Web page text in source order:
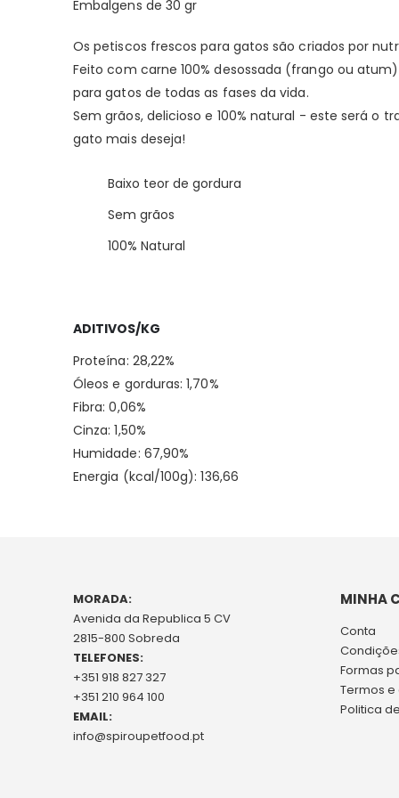
Embalgens de 30 gr
Os petiscos frescos para gatos são criados por
Feito com carne 100% desossada (frango ou
para gatos de todas as fases da vida.
Sem grãos, delicioso e 100% natural - este será o
gato mais deseja!
Baixo teor de gordura
Sem grãos
100% Natural
ADITIVOS/KG
Proteína: 28,22%
Óleos e gorduras: 1,70%
Fibra: 0,06%
Cinza: 1,50%
Humidade: 67,90%
Energia (kcal/100g): 136,66
MORADA:
Avenida da Republica 5 CV
2815-800 Sobreda
TELEFONES:
+351 918 827 327
+351 210 964 100
EMAIL:
info@spiroupetfood.pt
MINHA
Conta
Formas
Termos
Politica